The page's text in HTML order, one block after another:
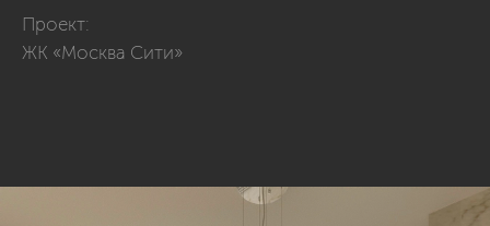
Проект:
ЖК «Москва Сити»